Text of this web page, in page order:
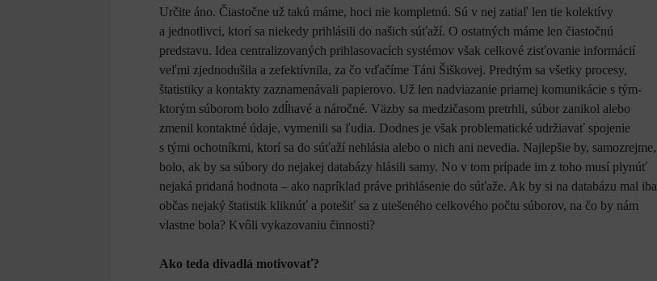
Určite áno. Čiastočne už takú máme, hoci nie kompletnú. Sú v nej zatiaľ len tie kolektívy
a jednotlivci, ktorí sa niekedy prihlásili do našich súťaží. O ostatných máme len čiastočnú
predstavu. Idea centralizovaných prihlasovacích systémov však celkové zisťovanie informácií
veľmi zjednodušila a zefektívnila, za čo vďačíme Táni Šiškovej. Predtým sa všetky procesy,
štatistiky a kontakty zaznamenávali papierovo. Už len nadviazanie priamej komunikácie s tým-
ktorým súborom bolo zdĺhavé a náročné. Väzby sa medzičasom pretrhli, súbor zanikol alebo
zmenil kontaktné údaje, vymenili sa ľudia. Dodnes je však problematické udržiavať spojenie
s tými ochotníkmi, ktorí sa do súťaží nehlásia alebo o nich ani nevedia. Najlepšie by, samozrejme,
bolo, ak by sa súbory do nejakej databázy hlásili samy. No v tom prípade im z toho musí plynúť
nejaká pridaná hodnota – ako napríklad práve prihlásenie do súťaže. Ak by si na databázu mal iba
občas nejaký štatistik kliknúť a potešiť sa z utešeného celkového počtu súborov, na čo by nám
vlastne bola? Kvôli vykazovaniu činnosti?
Ako teda divadlá motivovať?